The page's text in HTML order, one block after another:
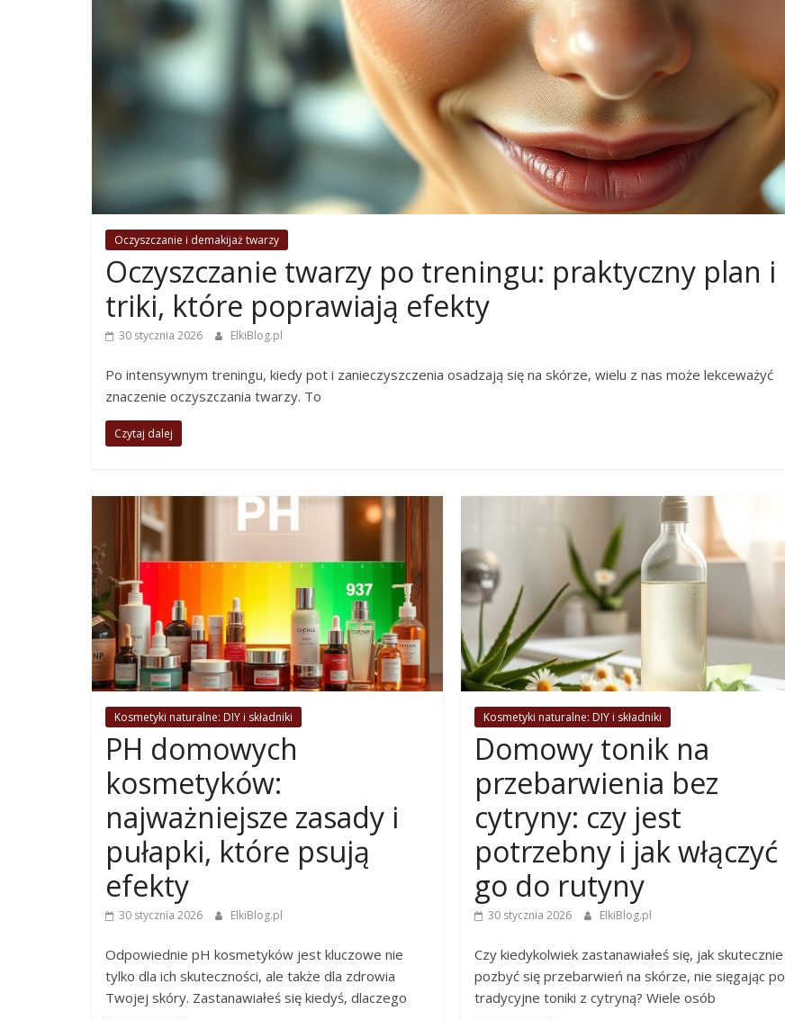
Oczyszczanie i demakijaż twarzy
Oczyszczanie twarzy po treningu: praktyczny plan i
triki, które poprawiają efekty
30 stycznia 2026 ElkiBlog.pl
Po intensywnym treningu, kiedy pot i zanieczyszczenia osadzają się na skórze, wielu z nas może lekceważyć
znaczenie oczyszczania twarzy. To
Czytaj dalej
Kosmetyki naturalne: DIY i składniki
PH domowych
kosmetyków:
najważniejsze zasady i
pułapki, które psują
efekty
30 stycznia 2026 ElkiBlog.pl
Odpowiednie pH kosmetyków jest kluczowe nie
tylko dla ich skuteczności, ale także dla zdrowia
Twojej skóry. Zastanawiałeś się kiedyś, dlaczego
Kosmetyki naturalne: DIY i składniki
Domowy tonik na
przebarwienia bez
cytryny: czy jest
potrzebny i jak włączyć
go do rutyny
30 stycznia 2026 ElkiBlog.pl
Czy kiedykolwiek zastanawiałeś się, jak skutecznie
pozbyć się przebarwień na skórze, nie sięgając po
tradycyjne toniki z cytryną? Wiele osób